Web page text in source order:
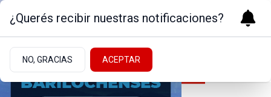
¿Querés recibir nuestras notificaciones?
NO, GRACIAS ACEPTAR